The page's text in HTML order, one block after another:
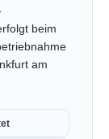
beim
am